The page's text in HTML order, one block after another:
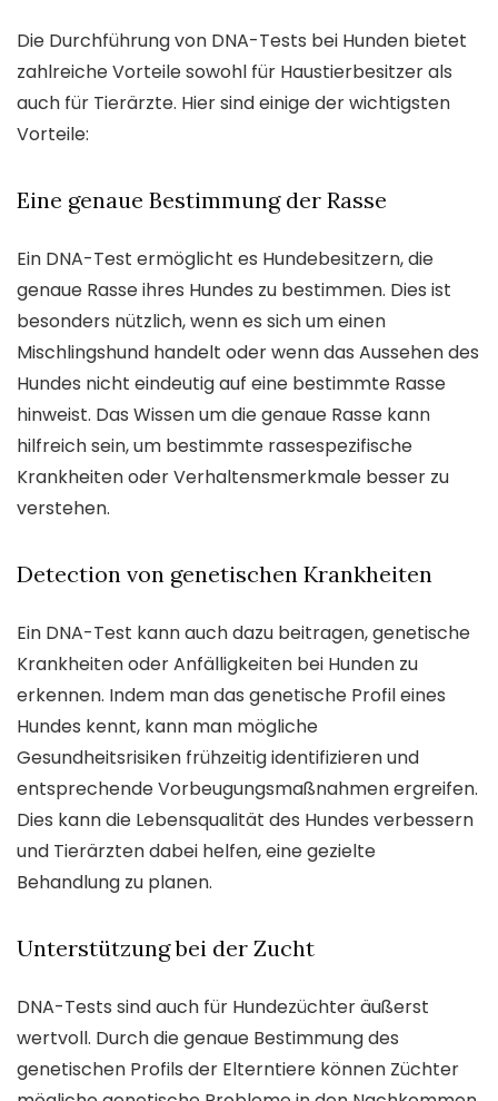
Die Durchführung von DNA-Tests bei Hunden bietet
zahlreiche Vorteile sowohl für Haustierbesitzer als
auch für Tierärzte. Hier sind einige der wichtigsten
Vorteile:
Eine genaue Bestimmung der Rasse
Ein DNA-Test ermöglicht es Hundebesitzern, die
genaue Rasse ihres Hundes zu bestimmen. Dies ist
besonders nützlich, wenn es sich um einen
Mischlingshund handelt oder wenn das Aussehen des
Hundes nicht eindeutig auf eine bestimmte Rasse
hinweist. Das Wissen um die genaue Rasse kann
hilfreich sein, um bestimmte rassespezifische
Krankheiten oder Verhaltensmerkmale besser zu
verstehen.
Detection von genetischen Krankheiten
Ein DNA-Test kann auch dazu beitragen, genetische
Krankheiten oder Anfälligkeiten bei Hunden zu
erkennen. Indem man das genetische Profil eines
Hundes kennt, kann man mögliche
Gesundheitsrisiken frühzeitig identifizieren und
entsprechende Vorbeugungsmaßnahmen ergreifen.
Dies kann die Lebensqualität des Hundes verbessern
und Tierärzten dabei helfen, eine gezielte
Behandlung zu planen.
Unterstützung bei der Zucht
DNA-Tests sind auch für Hundezüchter äußerst
wertvoll. Durch die genaue Bestimmung des
genetischen Profils der Elterntiere können Züchter